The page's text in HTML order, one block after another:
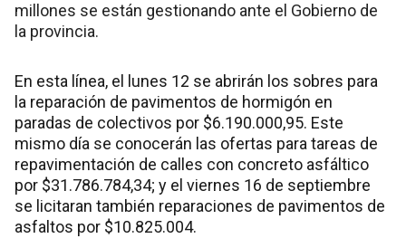
millones se están gestionando ante el Gobierno de
la provincia.
En esta línea, el lunes 12 se abrirán los sobres para
la reparación de pavimentos de hormigón en
paradas de colectivos por $6.190.000,95. Este
mismo día se conocerán las ofertas para tareas de
repavimentación de calles con concreto asfáltico
por $31.786.784,34; y el viernes 16 de septiembre
se licitaran también reparaciones de pavimentos de
asfaltos por $10.825.004.